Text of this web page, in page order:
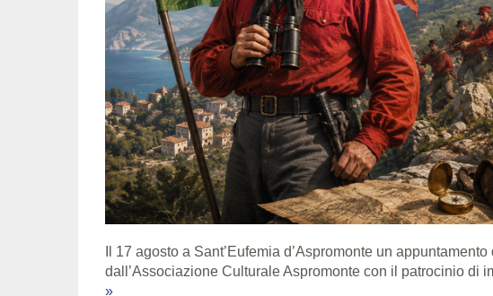
Il 17 agosto a Sant’Eufemia d’Aspromonte un
dall’Associazione Culturale Aspromonte con il patrocinio di
»